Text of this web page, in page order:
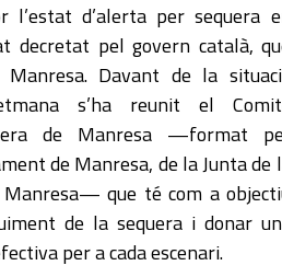
d’alerta per sequera
decretat pel govern català,
Davant de la
s’ha reunit el
de Manresa —format
de Manresa, de la Junta de
Manresa— que té com a
de la sequera i donar
per a cada escenari.